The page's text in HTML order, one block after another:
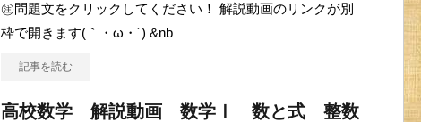
㊟問題文をクリックしてください！ 解説動画のリンクが別
枠で開きます(｀・ω・´) &nb
記事を読む
高校数学 解説動画 数学Ⅰ 数と式 整数